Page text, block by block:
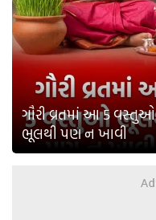
ગૌરી વ્રતમાં આ 5 વસ્તુઓ
ભૂલથી પણ ન ખાવી